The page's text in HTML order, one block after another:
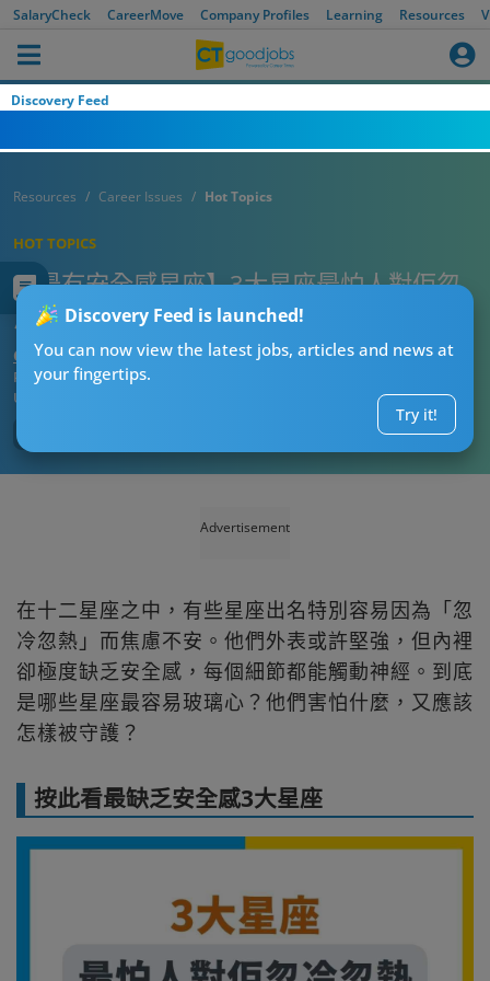
SalaryCheck CareerMove Company Profiles Learning Resources
Discovery Feed
Discovery Feed is launched!
You can now view the latest jobs, articles and news at
your fingertips.
Try it!
Resources Career Issues Hot Topics
HOT TOPICS
【最冇安全感星座】3大星座最怕人對佢忽
冷忽熱！缺乏安全感理由原來係咁！
CTgoodjobs’ Editor
Published:2026-07-28 08:04
Updated:
Advertisement
在十二星座之中，有些星座出名特別容易因為「忽
冷忽熱」而焦慮不安。他們外表或許堅強，但內裡
卻極度缺乏安全感，每個細節都能觸動神經。到底
是哪些星座最容易玻璃心？他們害怕什麼，又應該
怎樣被守護？
按此看最缺乏安全感3大星座